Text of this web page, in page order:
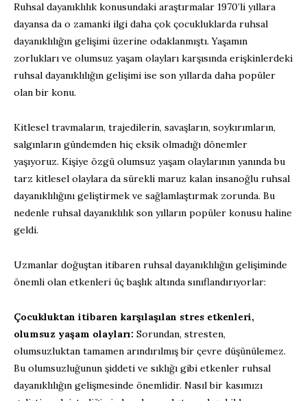
Ruhsal dayanıklılık konusundaki araştırmalar 1970’li yıllara
dayansa da o zamanki ilgi daha çok çocukluklarda ruhsal
dayanıklılığın gelişimi üzerine odaklanmıştı. Yaşamın
zorlukları ve olumsuz yaşam olayları karşısında erişkinlerdeki
ruhsal dayanıklılığın gelişimi ise son yıllarda daha popüler
olan bir konu.
Kitlesel travmaların, trajedilerin, savaşların, soykırımların,
salgınların gündemden hiç eksik olmadığı dönemler
yaşıyoruz. Kişiye özgü olumsuz yaşam olaylarının yanında bu
tarz kitlesel olaylara da sürekli maruz kalan insanoğlu ruhsal
dayanıklılığını geliştirmek ve sağlamlaştırmak zorunda. Bu
nedenle ruhsal dayanıklılık son yılların popüler konusu haline
geldi.
Uzmanlar doğuştan itibaren ruhsal dayanıklılığın gelişiminde
önemli olan etkenleri üç başlık altında sınıflandırıyorlar:
Çocukluktan itibaren karşılaşılan stres etkenleri,
olumsuz yaşam olayları: Sorundan, stresten,
olumsuzluktan tamamen arındırılmış bir çevre düşünülemez.
Bu olumsuzluğunun şiddeti ve sıklığı gibi etkenler ruhsal
dayanıklılığın gelişmesinde önemlidir. Nasıl bir kasımızı